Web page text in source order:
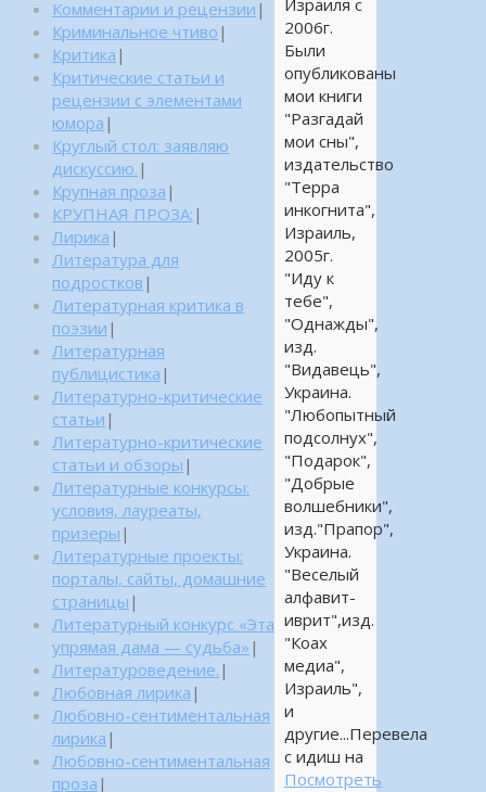
2006г.
Были
опубликованы
мои книги
"Разгадай
мои сны",
издательство
"Терра
инкогнита",
Израиль,
2005г.
"Иду к
тебе",
"Однажды",
изд.
"Видавець",
Украина.
"Любопытный
подсолнух",
"Подарок",
"Добрые
волшебники",
изд."Прапор",
Украина.
"Веселый
алфавит-
иврит",изд.
"Коах
медиа",
Израиль",
и
другие...Перевела
с идиш на
Посмотреть
Комментарии и рецензии |
Криминальное чтиво |
Критика |
Критические статьи и
рецензии с элементами
юмора |
Круглый стол: заявляю
дискуссию. |
Крупная проза |
КРУПНАЯ ПРОЗА: |
Лирика |
Литература для
подростков |
Литературная критика в
поэзии |
Литературная
публицистика |
Литературно-критические
статьи |
Литературно-критические
статьи и обзоры |
Литературные конкурсы:
условия, лауреаты,
призеры |
Литературные проекты:
порталы, сайты, домашние
страницы |
Литературный конкурс «Эта
упрямая дама — судьба» |
Литературоведение. |
Любовная лирика |
Любовно-сентиментальная
лирика |
Любовно-сентиментальная
проза |